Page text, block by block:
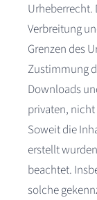
Urheberrecht.
Verbreitung
Grenzen des
Zustimmung
Downloads
privaten,
Soweit die
erstellt
beachtet.
solche